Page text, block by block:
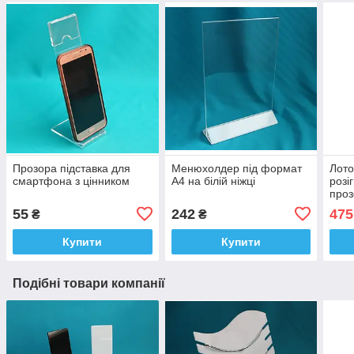
Прозора підставка для
смартфона з цінником
55 ₴
Купити
Менюхолдер під формат
А4 на білій ніжці
242₴
Купити
475
Подібні товари компанії